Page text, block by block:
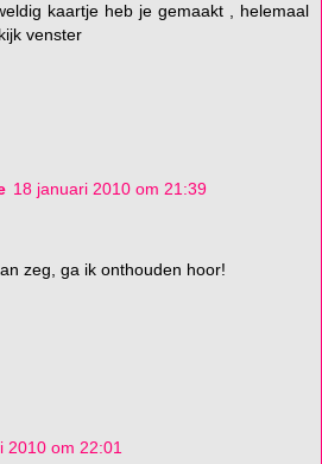
kaartje heb je gemaakt , helemaal
venster
18 januari 2010 om 21:39
zeg, ga ik onthouden hoor!
2010 om 22:01